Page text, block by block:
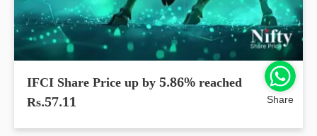
IFCI Share Price up by 5.86% reached
Rs.57.11
Share